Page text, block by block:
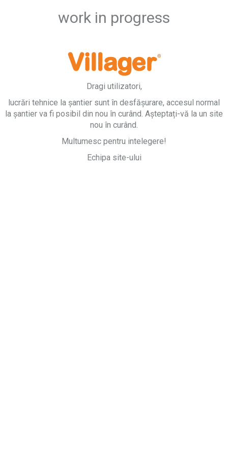
work in progress
Dragi utilizatori,
lucrări tehnice la șantier sunt în desfășurare, accesul normal
la șantier va fi posibil din nou în curând. Așteptați-vă la un site
nou în curând.
Multumesc pentru intelegere!
Echipa site-ului